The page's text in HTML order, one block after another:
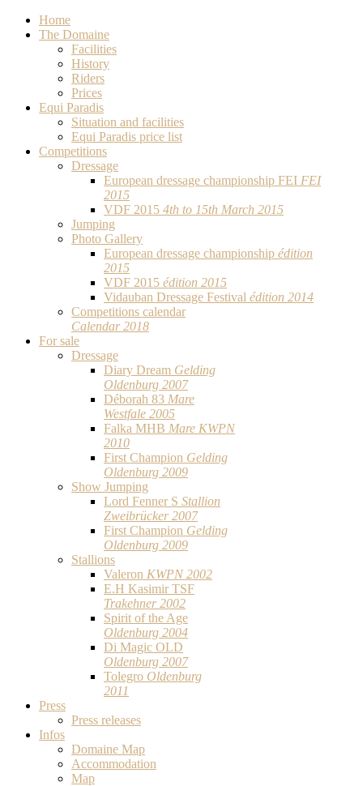
Home
The Domaine
Facilities
History
Riders
Prices
Equi Paradis
Situation and facilities
Equi Paradis price list
Competitions
Dressage
European dressage championship FEI FEI
2015
VDF 2015 4th to 15th March 2015
Jumping
Photo Gallery
European dressage championship édition
2015
VDF 2015 édition 2015
Vidauban Dressage Festival édition 2014
Competitions calendar
Calendar 2018
For sale
Dressage
Diary Dream Gelding
Oldenburg 2007
Déborah 83 Mare
Westfale 2005
Falka MHB Mare KWPN
2010
First Champion Gelding
Oldenburg 2009
Show Jumping
Lord Fenner S Stallion
Zweibrücker 2007
First Champion Gelding
Oldenburg 2009
Stallions
Valeron KWPN 2002
E.H Kasimir TSF
Trakehner 2002
Spirit of the Age
Oldenburg 2004
Di Magic OLD
Oldenburg 2007
Tolegro Oldenburg
2011
Press
Press releases
Infos
Domaine Map
Accommodation
Map